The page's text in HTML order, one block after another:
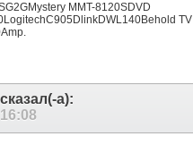
MMT-8120SDVD
TV
сказал(-а):
16:08